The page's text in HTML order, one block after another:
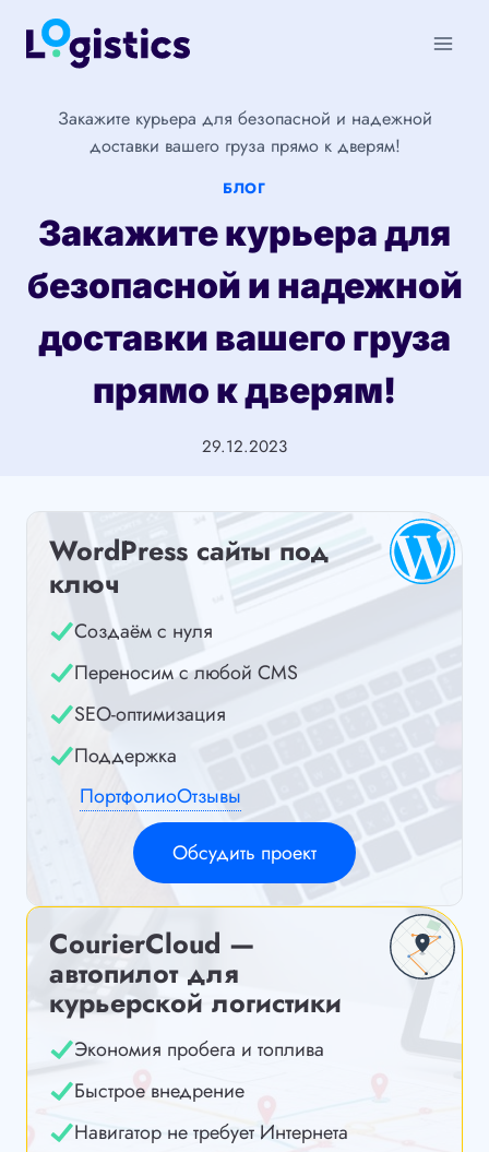
Перейти
Закажите курьера для безопасной и надежной
доставки вашего груза прямо к дверям!
БЛОГ
Закажите курьера для
безопасной и надежной
доставки вашего груза
прямо к дверям!
29.12.2023
WordPress сайты под
ключ
Создаём с нуля
Переносим с любой CMS
SEO-оптимизация
Поддержка
ПортфолиоОтзывы
Обсудить проект
CourierCloud —
автопилот для
курьерской логистики
Экономия пробега и топлива
Быстрое внедрение
Навигатор не требует Интернета